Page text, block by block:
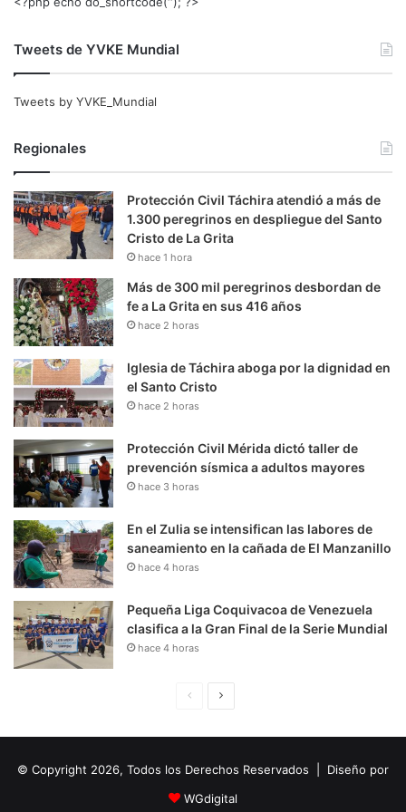
Tweets de YVKE Mundial
Tweets by YVKE_Mundial
Regionales
Protección Civil Táchira atendió a más de
1.300 peregrinos en despliegue del Santo
Cristo de La Grita
hace 1 hora
Más de 300 mil peregrinos desbordan de
fe a La Grita en sus 416 años
hace 2 horas
Iglesia de Táchira aboga por la dignidad en
el Santo Cristo
hace 2 horas
Protección Civil Mérida dictó taller de
prevención sísmica a adultos mayores
hace 3 horas
En el Zulia se intensifican las labores de
saneamiento en la cañada de El Manzanillo
hace 4 horas
Pequeña Liga Coquivacoa de Venezuela
clasifica a la Gran Final de la Serie Mundial
hace 4 horas
i
n
u
i
© Copyright 2026, Todos los Derechos Reservados | Diseño por
WGdigital